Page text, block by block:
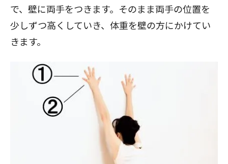
で、壁に両手をつきます。そのまま両手の位置を
少しずつ高くしていき、体重を壁の方にかけてい
きます。